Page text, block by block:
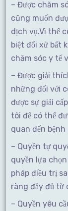
– Được chăm
cũng muốn
dịch vụ.Vì thế
biệt đối xử bất
chăm sóc y tế
– Được giải
những đối với
được sự giải
tôi để có thể
quan đến bệnh
– Quyền tự
quyền lựa
pháp điều trị
ràng đầy đủ từ
– Quyền yêu